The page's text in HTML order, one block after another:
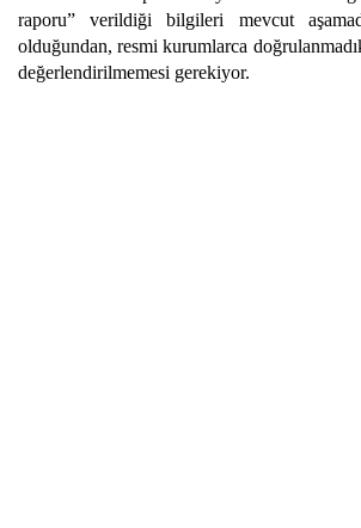
raporu” verildiği bilgileri mevcut
olduğundan, resmi kurumlarca
değerlendirilmemesi gerekiyor.